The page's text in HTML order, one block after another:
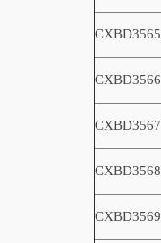
CXBD3565
CXBD3566
CXBD3567
CXBD3568
CXBD3569